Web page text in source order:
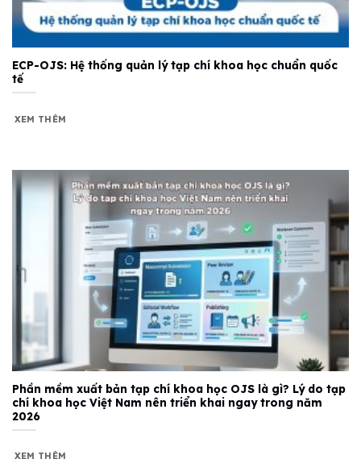
ECP-OJS: Hệ thống quản lý tạp chí khoa học chuẩn quốc
tế
XEM THÊM
Phần mềm xuất bản tạp chí khoa học OJS là gì? Lý do tạp
chí khoa học Việt Nam nên triển khai ngay trong năm
2026
XEM THÊM